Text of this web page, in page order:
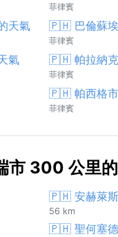
菲律賓
天氣 🇵🇭 巴倫蘇埃
菲律賓
氣 🇵🇭 帕拉納克
菲律賓
🇵🇭 帕西格
菲律賓
市 300 公里
🇵🇭 安赫萊
56 km
🇵🇭 聖何塞